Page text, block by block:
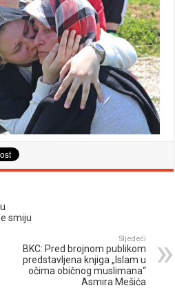
smiju
Sljedeći
BKC: Pred brojnom publikom
predstavljena knjiga „Islam u
očima običnog muslimana“
Asmira Mešića